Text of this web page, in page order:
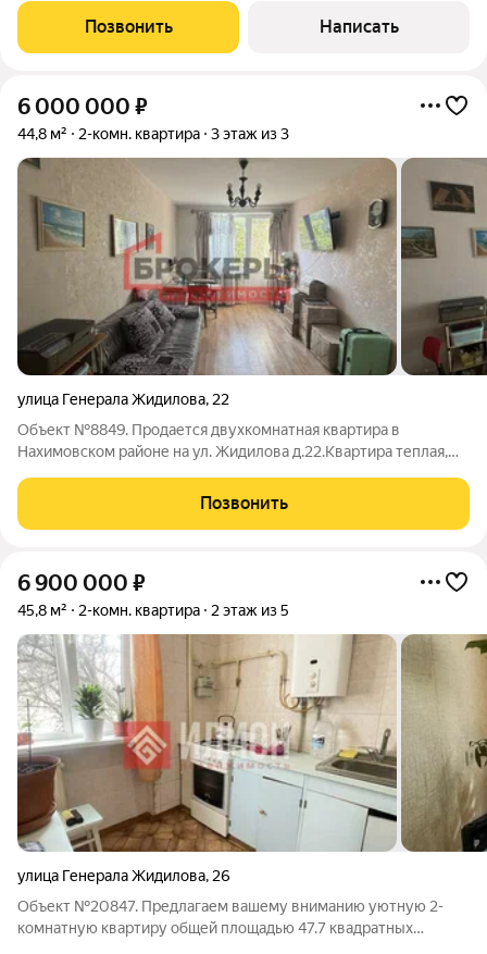
отдыха. Высота
Позвонить Написать
6 000 000 ₽
44,8 м² 2-комн. квартира 3 этаж из 3
улица Генерала Жидилова, 22
Объект №8849. Продается двухкомнатная квартира в
Нахимовском районе на ул. Жидилова д.22.Квартира теплая,
водоснабжение газовая колонка.Во дворе открытая парковка.
Про квартиру: - Этаж/этажность
Позвонить
6 900 000 ₽
45,8 м² 2-комн. квартира 2 этаж из 5
улица Генерала Жидилова, 26
Объект №20847. Предлагаем вашему вниманию уютную 2-
комнатную квартиру общей площадью 47.7 квадратных